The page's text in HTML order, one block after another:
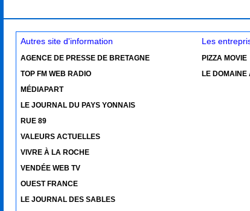
Autres site d'information
AGENCE DE PRESSE DE BRETAGNE
TOP FM WEB RADIO
MÉDIAPART
LE JOURNAL DU PAYS YONNAIS
RUE 89
VALEURS ACTUELLES
VIVRE À LA ROCHE
VENDÉE WEB TV
OUEST FRANCE
LE JOURNAL DES SABLES
Les
PIZZA MOVIE
LE DOMAINE